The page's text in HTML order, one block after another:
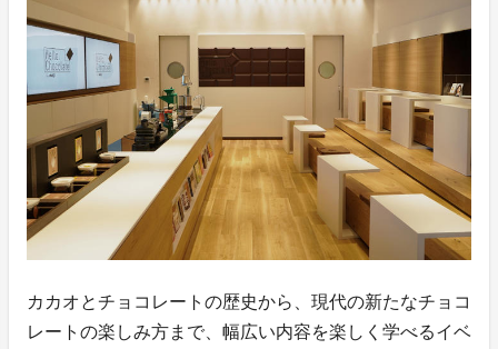
カカオとチョコレートの歴史から、現代の新たなチョコ
レートの楽しみ方まで、幅広い内容を楽しく学べるイベ